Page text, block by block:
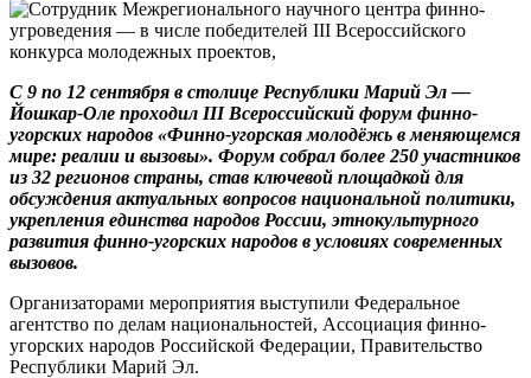
С 9 по 12 сентября в столице Республики Марий Эл —
Йошкар-Оле проходил III Всероссийский форум финно-
угорских народов «Финно-угорская молодёжь в меняющемся
мире: реалии и вызовы». Форум собрал более 250 участников
из 32 регионов страны, став ключевой площадкой для
обсуждения актуальных вопросов национальной политики,
укрепления единства народов России, этнокультурного
развития финно-угорских народов в условиях современных
вызовов.
Организаторами мероприятия выступили Федеральное
агентство по делам национальностей, Ассоциация финно-
угорских народов Российской Федерации, Правительство
Республики Марий Эл.